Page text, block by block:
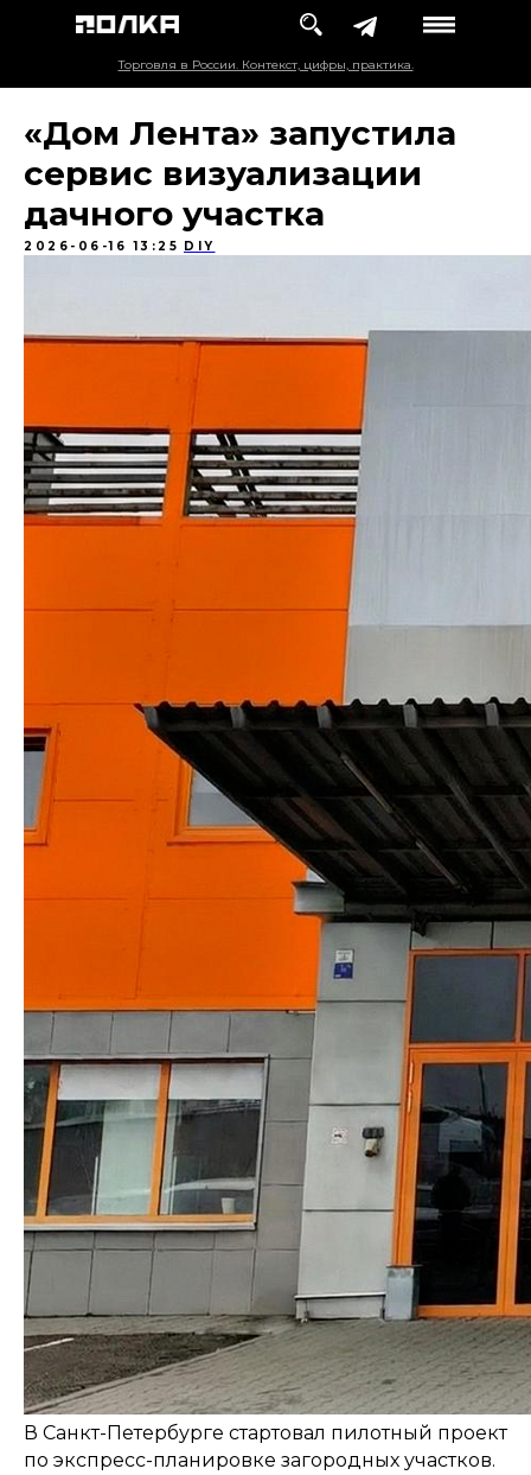
Торговля в России. Контекст, цифры, практика.
«Дом Лента» запустила
сервис визуализации
дачного участка
2026-06-16 13:25 DIY
В Санкт-Петербурге стартовал пилотный проект
по экспресс-планировке загородных участков.